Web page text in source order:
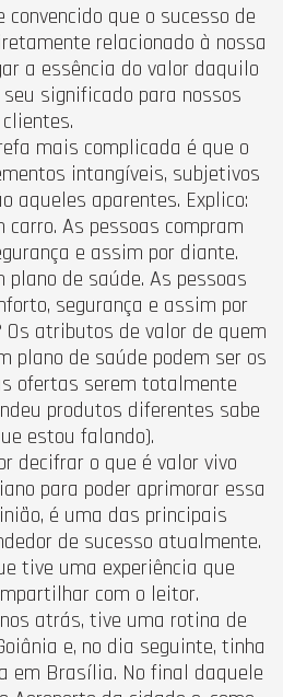
que o sucesso de
relacionado à nossa
a essência do valor daquilo
significado para nossos
clientes.
mais complicada é que o
intangíveis, subjetivos
aqueles aparentes. Explico:
carro. As pessoas compram
e assim por diante.
plano de saúde. As pessoas
segurança e assim por
Os atributos de valor de quem
plano de saúde podem ser os
ofertas serem totalmente
produtos diferentes sabe
estou falando).
decifrar o que é valor vivo
para poder aprimorar essa
é uma das principais
de sucesso atualmente.
tive uma experiência que
com o leitor.
atrás, tive uma rotina de
e, no dia seguinte, tinha
em Brasília. No final daquele